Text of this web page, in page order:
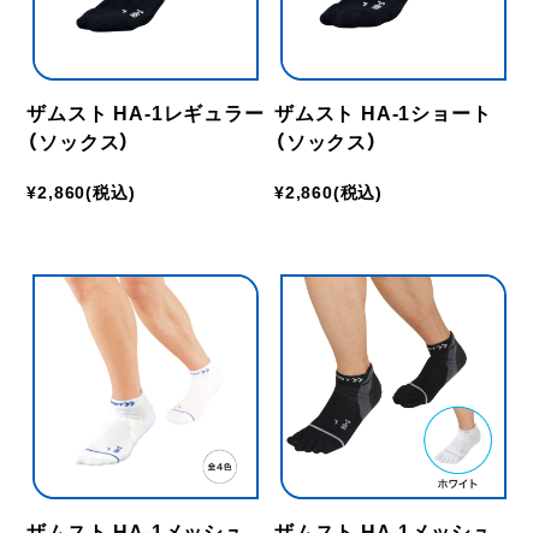
ザムスト HA-1レギュラー
（ソックス）
¥2,860(税込)
ザムスト HA-1ショート
（ソックス）
¥2,860(税込)